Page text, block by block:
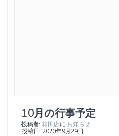
10月の行事予定
投稿者: 箱田店に お知らせ
投稿日: 2020年9月29日